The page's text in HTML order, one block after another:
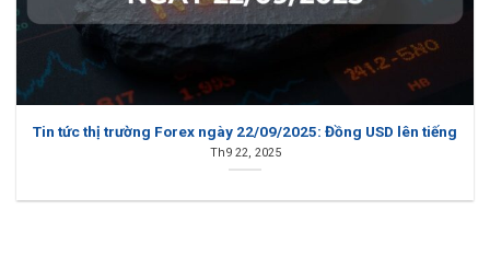
Tin tức thị trường Forex ngày 22/09/2025: Đồng USD lên tiếng
Th9 22, 2025